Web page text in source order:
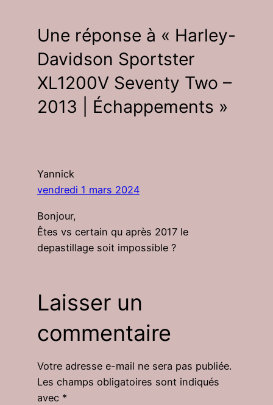
Une réponse à « Harley-
Davidson Sportster
XL1200V Seventy Two –
2013 | Échappements »
Yannick
vendredi 1 mars 2024
Bonjour,
Êtes vs certain qu après 2017 le
depastillage soit impossible ?
Laisser un
commentaire
Votre adresse e-mail ne sera pas publiée.
Les champs obligatoires sont indiqués
avec *